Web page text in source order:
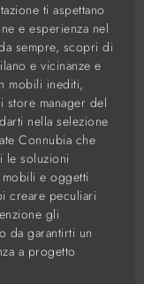
ti aspettano
e esperienza nel
sempre, scopri di
e vicinanze e
mobili inediti,
manager del
nella selezione
Connubia che
le soluzioni
e oggetti
creare peculiari
gli
da garantirti un
a progetto